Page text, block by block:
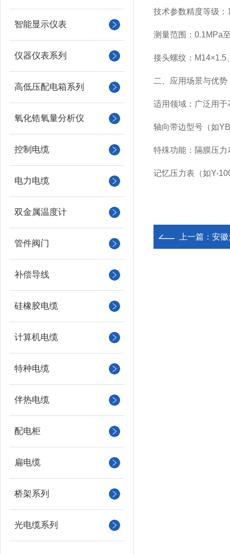
智能显示仪表
仪器仪表系列
高低压配电箱系列
氧化锆氧量分析仪
控制电缆
电力电缆
双金属温度计
管件阀门
补偿导线
硅橡胶电缆
计算机电缆
特种电缆
伴热电缆
配电柜
扁电缆
桥架系列
光电缆系列
技术参数精度等级
测量范围：0.1MPa
接头螺纹：
二、应用场景与优势
适用领域：广泛用
轴向带边型号（如
特殊功能：隔膜压
记忆压力表（如Y-
上一篇： 安